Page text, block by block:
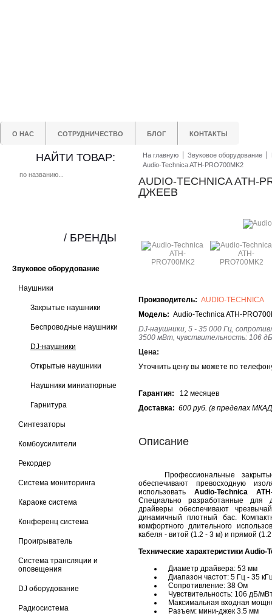
О НАС СОТРУДНИЧЕСТВО БЛОГ КОНТАКТЫ
НАЙТИ ТОВАР:
Звуковое оборудование
Наушники
Закрытые наушники
Беспроводные наушники
DJ-наушники
Открытые наушники
Наушники миниатюрные
Гарнитура
Синтезаторы
Комбоусилители
Рекордер
Система мониторинга
Караоке система
Конференц система
Проигрыватель
Система трансляции и
оповещения
DJ оборудование
Радиосистема
/ БРЕНДЫ
На главную Звуковое оборудование
Audio-Technica ATH-PRO700MK2
AUDIO-TECHNICA
ДЖЕЕВ
Производитель: AUDIO-TECHNICA
Модель: Audio-Technica ATH-
DJ-наушники, 5 - 35 000 Гц,
3500 мВт, чувствительность: 106
Цена:
Уточнить цену вы можете по
Гарантия: 12 месяцев
Доставка: 600 руб. (в пределах
Описание
Профессиональные
обеспечивают превосходную
использовать Audio-Technica
Специально разработанные для
драйверы обеспечивают
динамичный плотный бас.
комфортного длительного
кабеля - витой (1.2 - 3 м) и прямой
Технические характеристики Audio-
Диаметр драйвера: 53 мм
Диапазон частот: 5 Гц - 35
Сопротивление: 38 Ом
Чувствительность: 106 дБ/
Максимальная входная
Разъем: мини-джек 3.5 мм